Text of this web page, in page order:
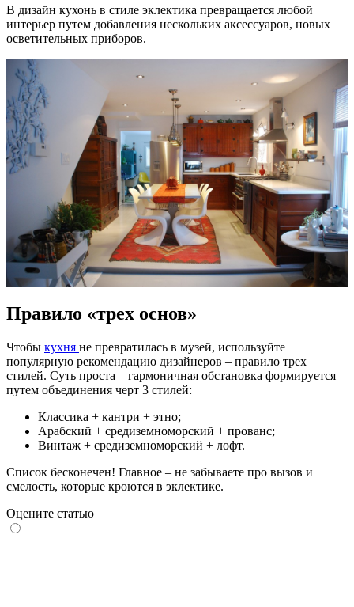
В дизайн кухонь в стиле эклектика превращается любой
интерьер путем добавления нескольких аксессуаров, новых
осветительных приборов.
Правило «трех основ»
Чтобы кухня не превратилась в музей, используйте
популярную рекомендацию дизайнеров – правило трех
стилей. Суть проста – гармоничная обстановка формируется
путем объединения черт 3 стилей:
Классика + кантри + этно;
Арабский + средиземноморский + прованс;
Винтаж + средиземноморский + лофт.
Список бесконечен! Главное – не забываете про вызов и
смелость, которые кроются в эклектике.
Оцените статью